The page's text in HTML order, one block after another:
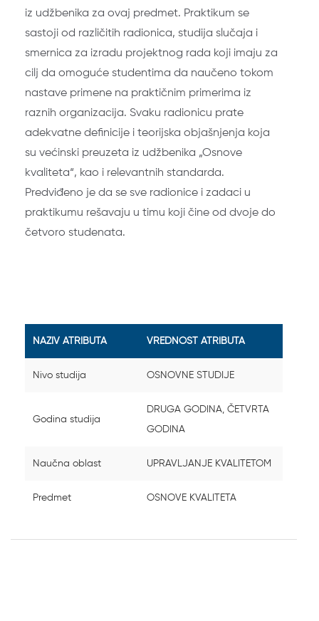
iz udžbenika za ovaj predmet. Praktikum se
sastoji od različitih radionica, studija slučaja i
smernica za izradu projektnog rada koji imaju za
cilj da omoguće studentima da naučeno tokom
nastave primene na praktičnim primerima iz
raznih organizacija. Svaku radionicu prate
adekvatne definicije i teorijska objašnjenja koja
su većinski preuzeta iz udžbenika „Osnove
kvaliteta“, kao i relevantnih standarda.
Predviđeno je da se sve radionice i zadaci u
praktikumu rešavaju u timu koji čine od dvoje do
četvoro studenata.
NAZIV ATRIBUTA VREDNOST ATRIBUTA
Nivo studija OSNOVNE STUDIJE
Godina studija
DRUGA GODINA, ČETVRTA
GODINA
Naučna oblast UPRAVLJANJE KVALITETOM
Predmet OSNOVE KVALITETA